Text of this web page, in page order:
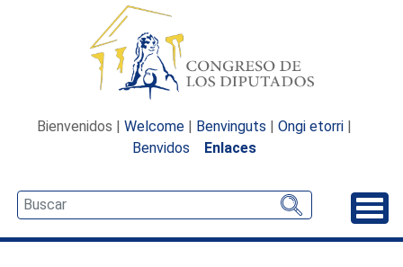
Bienvenidos | Welcome | Benvinguts | Ongi etorri |
Benvidos
Enlaces